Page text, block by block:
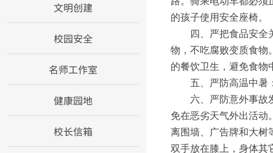
文明创建
校园安全
名师工作室
健康园地
校长信箱
的孩子使用安全座椅。
四、严把食品安全
物，不吃腐败变质食物
的餐饮卫生，避免食物
五、严防高温中暑
六、严防意外事故
免在恶劣天气外出活动
离围墙、广告牌和大树
双手放在膝上，身体其